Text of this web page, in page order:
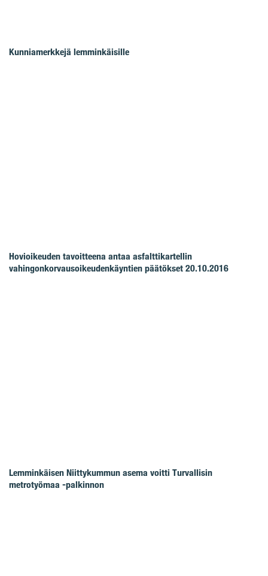
Kunniamerkkejä lemminkäisille
Hovioikeuden tavoitteena antaa asfalttikartellin
vahingonkorvausoikeudenkäyntien päätökset 20.10.2016
Lemminkäisen Niittykummun asema voitti Turvallisin
metrotyömaa -palkinnon